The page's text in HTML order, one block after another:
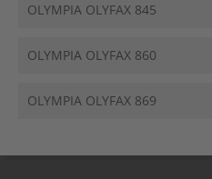
OLYMPIA OLYFAX 845
OLYMPIA OLYFAX 860
OLYMPIA OLYFAX 869